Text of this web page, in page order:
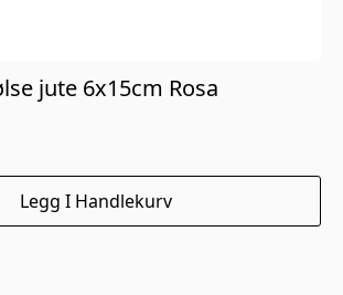
jute 6x15cm Rosa
Legg I Handlekurv